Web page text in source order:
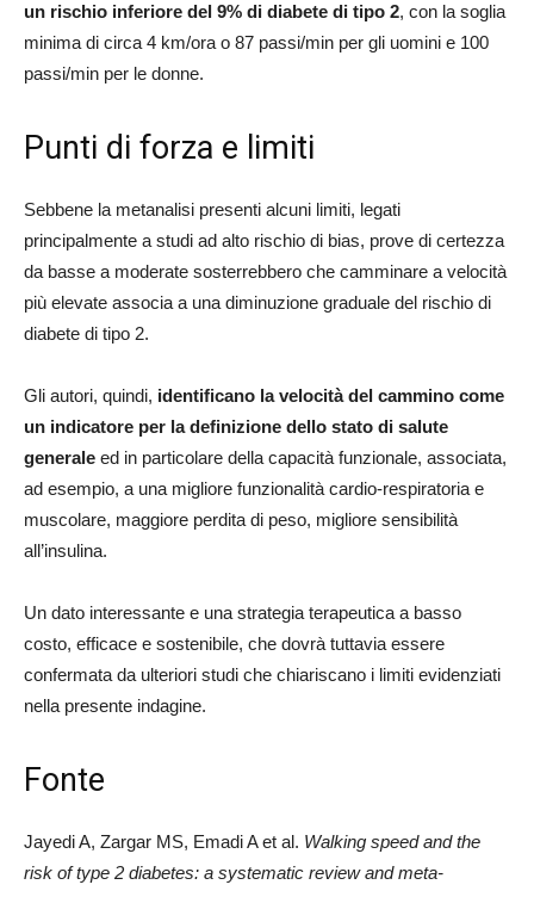
un rischio inferiore del 9% di diabete di tipo 2, con la soglia
minima di circa 4 km/ora o 87 passi/min per gli uomini e 100
passi/min per le donne.
Punti di forza e limiti
Sebbene la metanalisi presenti alcuni limiti, legati
principalmente a studi ad alto rischio di bias, prove di certezza
da basse a moderate sosterrebbero che camminare a velocità
più elevate associa a una diminuzione graduale del rischio di
diabete di tipo 2.
Gli autori, quindi, identificano la velocità del cammino come
un indicatore per la definizione dello stato di salute
generale ed in particolare della capacità funzionale, associata,
ad esempio, a una migliore funzionalità cardio-respiratoria e
muscolare, maggiore perdita di peso, migliore sensibilità
all’insulina.
Un dato interessante e una strategia terapeutica a basso
costo, efficace e sostenibile, che dovrà tuttavia essere
confermata da ulteriori studi che chiariscano i limiti evidenziati
nella presente indagine.
Fonte
Jayedi A, Zargar MS, Emadi A et al. Walking speed and the
risk of type 2 diabetes: a systematic review and meta-